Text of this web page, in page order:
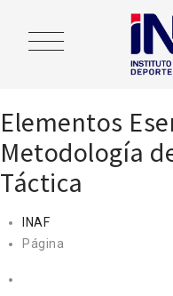
Elementos
Metodología
Táctica
INAF
Página